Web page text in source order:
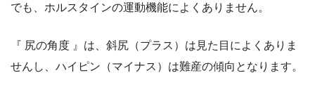
でも、ホルスタインの運動機能によくありません。
『 尻の角度 』は、斜尻（プラス）は見た目によくありま
せんし、ハイピン（マイナス）は難産の傾向となります。